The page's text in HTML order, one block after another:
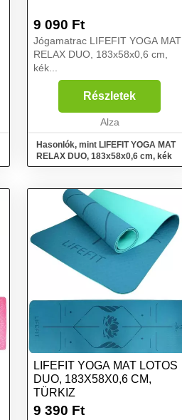
9 090 Ft
Jógamatrac LIFEFIT YOGA MAT
RELAX DUO, 183x58x0,6 cm,
kék...
Részletek
Alza
Hasonlók, mint LIFEFIT YOGA MAT
RELAX DUO, 183x58x0,6 cm, kék
LIFEFIT YOGA MAT LOTOS
DUO, 183X58X0,6 CM,
TÜRKIZ
9 390 Ft